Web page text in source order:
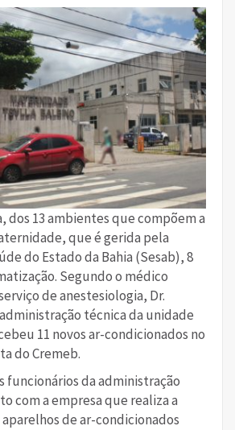
dos 13 ambientes que compõem a
que é gerida pela
do Estado da Bahia (Sesab), 8
Segundo o médico
de anestesiologia, Dr.
técnica da unidade
11 novos ar-condicionados no
do Cremeb.
funcionários da administração
com a empresa que realiza a
de ar-condicionados